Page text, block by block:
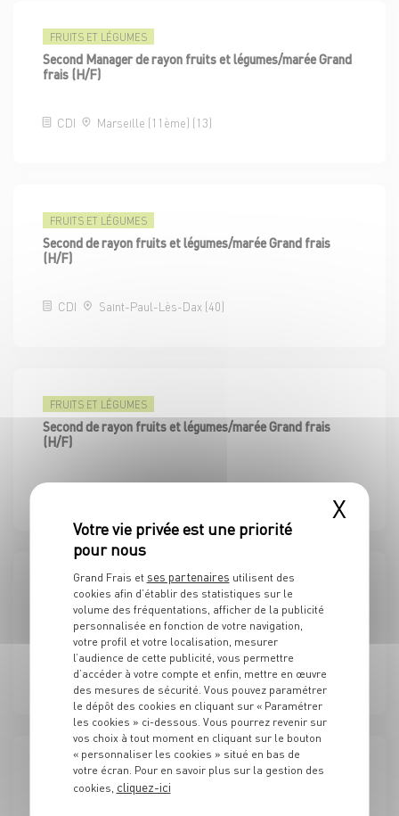
FRUITS ET LÉGUMES
Second Manager de rayon fruits et légumes/marée Grand
frais (H/F)
CDI Marseille (11ème) (13)
FRUITS ET LÉGUMES
Second de rayon fruits et légumes/marée Grand frais
(H/F)
CDI Saint-Paul-Lès-Dax (40)
FRUITS ET LÉGUMES
Second de rayon fruits et légumes/marée Grand frais
(H/F)
NOUVEAU MAGASIN
FRUITS ET LÉGUMES
Second Manager de rayon fruits et légumes/marée Grand
frais (H/F)
Aubagne (13)
FRUITS ET LÉGUMES
Second de rayon fruits et légumes/marée Grand frais
X
Grand Frais et ses partenaires utilisent des
cookies afin d’établir des statistiques sur le
volume des fréquentations, afficher de la publicité
personnalisée en fonction de votre navigation,
votre profil et votre localisation, mesurer
l’audience de cette publicité, vous permettre
d’accéder à votre compte et enfin, mettre en œuvre
des mesures de sécurité. Vous pouvez paramétrer
le dépôt des cookies en cliquant sur « Paramétrer
les cookies » ci-dessous. Vous pourrez revenir sur
vos choix à tout moment en cliquant sur le bouton
« personnaliser les cookies » situé en bas de
votre écran. Pour en savoir plus sur la gestion des
cookies, cliquez-ici